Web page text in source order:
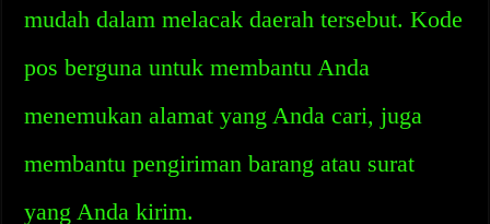
mudah dalam melacak daerah tersebut. Kode
pos berguna untuk membantu Anda
menemukan alamat yang Anda cari, juga
membantu pengiriman barang atau surat
yang Anda kirim.